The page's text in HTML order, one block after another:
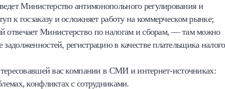
Министерство антимонопольного регулирования и
к госзаказу и осложняет работу на коммерческом рынке;
отвечает Министерство по налогам и сборам, — там можно
регистрацию в качестве плательщика
вас компании в СМИ и интернет-источниках:
конфликтах с сотрудниками.